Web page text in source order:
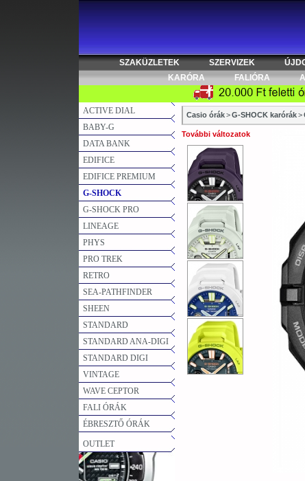
SZAKÜZLETEK SZERVIZEK
KARÓRA
FALIÓRA
ACTIVE DIAL
BABY-G
DATA BANK
EDIFICE
EDIFICE PREMIUM
G-SHOCK
G-SHOCK PRO
LINEAGE
PHYS
PRO TREK
RETRO
SEA-PATHFINDER
SHEEN
STANDARD
STANDARD ANA-DIGI
STANDARD DIGI
VINTAGE
WAVE CEPTOR
FALI ÓRÁK
ÉBRESZTŐ ÓRÁK
OUTLET
Casio órák > G-SHOCK karórák >
További változatok